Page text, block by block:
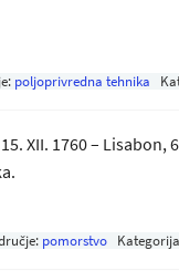
poljoprivredna tehnika
XII. 1760 –
pomorstvo